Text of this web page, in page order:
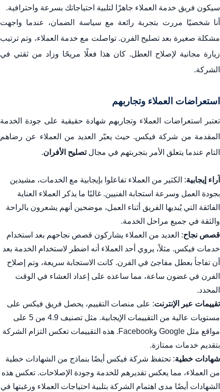
سيكون فريق خدمة العملاء جاهزًا لتلبية احتياجاتك بسرعة واحترافية.
أنا شخصيًا مررت بتجربة رائعة مع سياسة الضمان، عندما واجهت
مشكلة صغيرة بعد تصليح الفرن. تواصلت مع خدمة العملاء، وتم ترتيب
زيارة مجانية لإصلاح العطل. كان هذا فعلًا مريحًا وزاد من ثقتي في
الشركة.
استعراضات العملاء وتجاربهم
تعتبر استعراضات العملاء وتجاربهم شهادة حقيقية على جودة الخدمة
المقدمة من شركة فيكس. حيث يعبّر العديد من العملاء عن رضاهم
التام عندما يتعلق الأمر بتجربتهم في مجالتصليح الأفران.
آراء إيجابية: الكثير من العملاء تفاعلوا بإيجابية مع الخدمات، مشيدين
بجودة العمل وسرعة استجابة الفنيين. غالبًا ما يذكر العملاء العناية
الفائقة التي يُبديها الفريق أثناء العمل، موضحين أنهم يشعرون بالراحة
والثقة في جميع مراحل الخدمة.
قصص نجاح: العديد من العملاء يشاركون قصص نجاحهم بعد استخدام
خدمات فيكس. مثلاً، يروي أحد العملاء أنه اضطر لاستخدام الخدمة بعد
أن تفاجأ بعطل مفاجئ في الفرن. كانت الاستجابة سريعة، وتم إصلاح
الفرن في غضون ساعة، مما ساعده على إعداد العشاء في الوقت
المحدد.
تقييمات عبر الإنترنت: على منصات التقييم، يحصل فريق فيكس على
مستويات عالية من التقييمات الإيجابية. مثل تصنيف 4.9 من 5 على
مواقع مثل Google وFacebook. هذه التقييمات تعكس التزام الشركة
بتقديم خدمات ممتازة.
شهادات خطية: تحتفظ شركة فيكس أيضًا بنماذج من الشهادات خطية
من العملاء، مما يعكس تقديرهم للخدمة وجودة الإصلاحات. تعكس هذه
الشهادات أيضًا مدى اهتمام الشركة بتلبية احتياجات العملاء ورغبتها في